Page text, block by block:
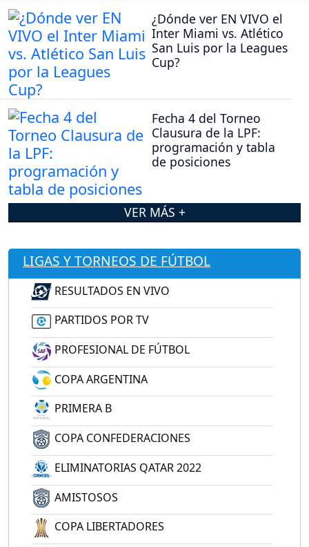
¿Dónde ver EN VIVO el
Inter Miami vs. Atlético
San Luis por la Leagues
Cup?
Fecha 4 del Torneo
Clausura de la LPF:
programación y tabla
de posiciones
VER MÁS +
LIGAS Y TORNEOS DE FÚTBOL
RESULTADOS EN VIVO
PARTIDOS POR TV
PROFESIONAL DE FÚTBOL
COPA ARGENTINA
PRIMERA B
COPA CONFEDERACIONES
ELIMINATORIAS QATAR 2022
AMISTOSOS
COPA LIBERTADORES